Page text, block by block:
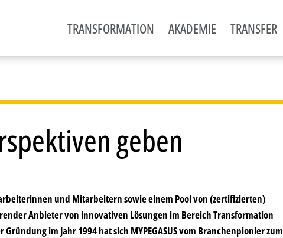
TRANSFORMATION AKADEMIE TRANSFER
geben
und Mitarbeitern sowie einem Pool von (zertifizierten)
Anbieter von innovativen Lösungen im BereichTransformation
im Jahr 1994 hat sich MYPEGASUS vom Branchenpionier zum